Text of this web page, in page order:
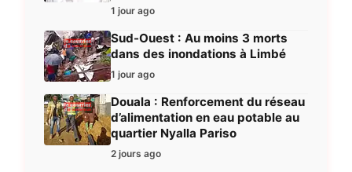
1 jour ago
Sud-Ouest : Au moins 3 morts
dans des inondations à Limbé
1 jour ago
Douala : Renforcement du réseau
d’alimentation en eau potable au
quartier Nyalla Pariso
2 jours ago